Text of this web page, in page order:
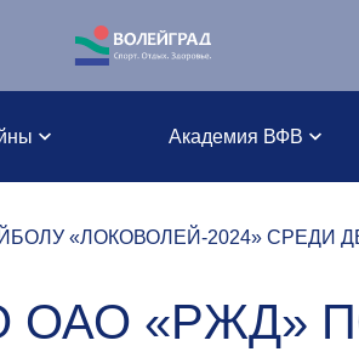
Академия ВФВ
«ЛОКОВОЛЕЙ-2024» СРЕДИ
ОАО «РЖД»